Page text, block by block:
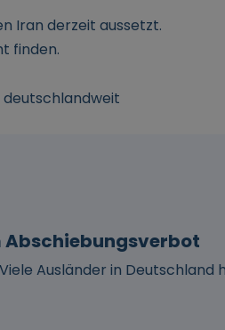
Iran derzeit aussetzt.
finden.
Abschiebungsverbot
Ausländer in Deutschland